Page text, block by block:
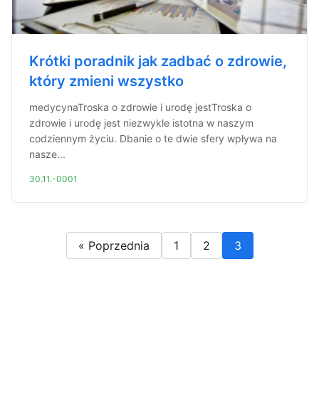
Krótki poradnik jak zadbać o zdrowie,
który zmieni wszystko
medycynaTroska o zdrowie i urodę jestTroska o
zdrowie i urodę jest niezwykle istotna w naszym
codziennym życiu. Dbanie o te dwie sfery wpływa na
nasze...
30.11.-0001
« Poprzednia 1 2 3